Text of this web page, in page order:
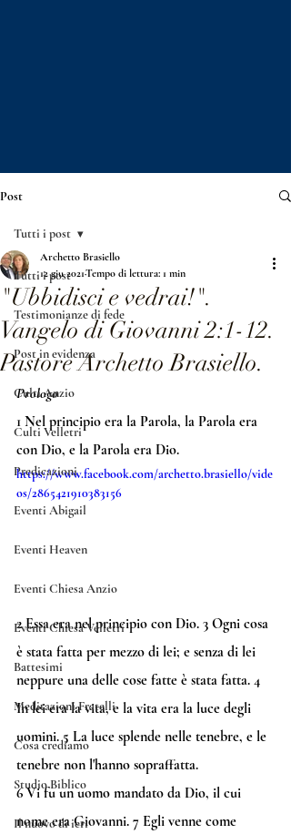
Post
Tutti i post
Testimonianze di fede
Post in evidenza
Culti Anzio
Culti Velletri
Predicazioni
Eventi Abigail
Eventi Heaven
Eventi Chiesa Anzio
Eventi Chiesa Velletri
Battesimi
Meditazioni Fratelli
Cosa crediamo
Studio Biblico
Il nuovo di ieri
Tutti i post
"Ubbidisci e vedrai!".
Vangelo di Giovanni 2:1-12.
Pastore Archetto Brasiello.
Archetto Brasiello
12 giu 2021Tempo di lettura: 1 min
Prologo
1 Nel principio era la Parola, la Parola era
con Dio, e la Parola era Dio.
https://www.facebook.com/archetto.brasiello/vide
os/2865421910383156
2 Essa era nel principio con Dio. 3 Ogni cosa
è stata fatta per mezzo di lei; e senza di lei
neppure una delle cose fatte è stata fatta. 4
In lei era la vita, e la vita era la luce degli
uomini. 5 La luce splende nelle tenebre, e le
tenebre non l'hanno sopraffatta.
6 Vi fu un uomo mandato da Dio, il cui
nome era Giovanni. 7 Egli venne come